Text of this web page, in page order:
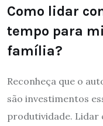
Como lidar
tempo para
família?
Reconheça que o
são investimentos
produtividade. Lidar